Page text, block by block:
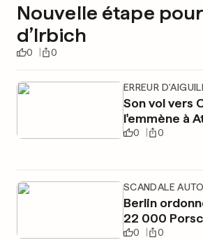
Nouvelle étape
d’Irbich
0 0
ERREUR
Son vol vers
l'emmène à
0 0
SCANDALE
Berlin
22 000
0 0